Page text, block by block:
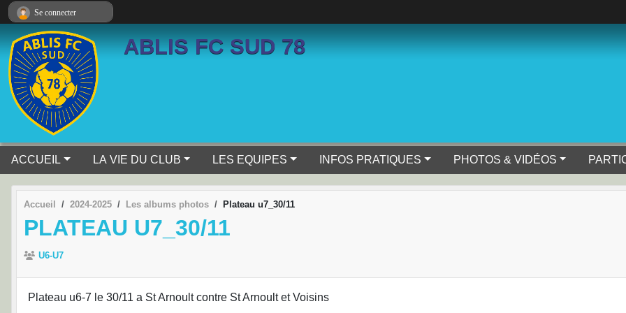
ABLIS FC SUD 78
ACCUEIL LA VIE DU CLUB LES EQUIPES INFOS PRATIQUES PHOTOS & VIDÉOS
Accueil 2024-2025 Les albums photos Plateau u7_30/11
PLATEAU U7_30/11
U6-U7
Plateau u6-7 le 30/11 a St Arnoult contre St Arnoult et Voisins
Se connecter
Panneau de gestion des cookies